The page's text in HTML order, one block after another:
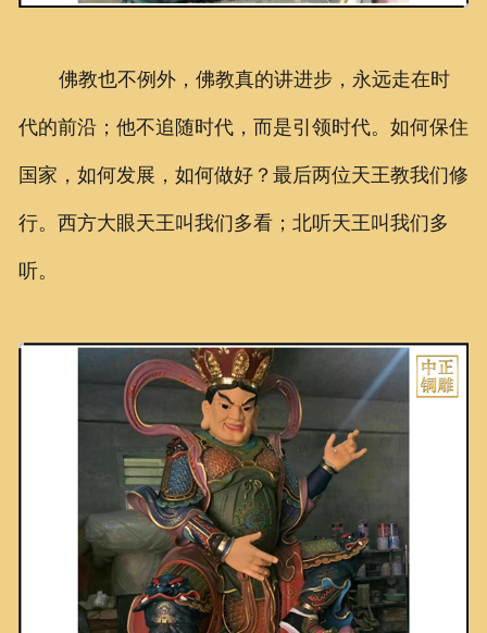
佛教也不例外，佛教真的讲进步，永远走在时
代的前沿；他不追随时代，而是引领时代。如何保住
国家，如何发展，如何做好？最后两位天王教我们修
行。西方大眼天王叫我们多看；北听天王叫我们多
听。